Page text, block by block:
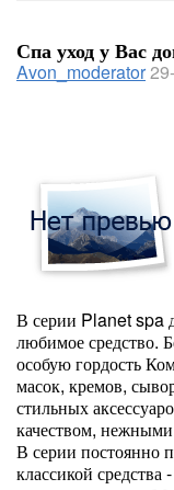
Спа уход у Вас
Avon_moderator
В серии Planet spa
любимое средство.
особую гордость
масок, кремов,
стильных
качеством,
В серии постоянно
классикой